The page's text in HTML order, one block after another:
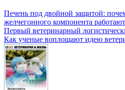
Печень под двойной защитой:
желчегонного компонента
Первый ветеринарный
Как ученые воплощают идею